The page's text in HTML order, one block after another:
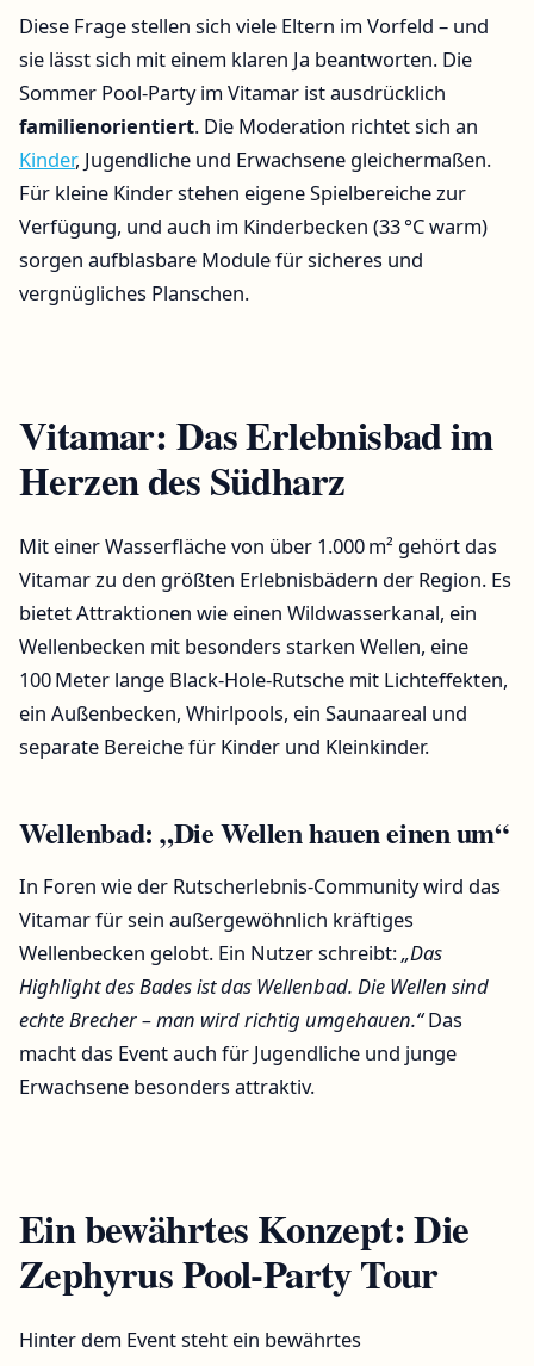
Diese Frage stellen sich viele Eltern im Vorfeld – und
sie lässt sich mit einem klaren Ja beantworten. Die
Sommer Pool-Party im Vitamar ist ausdrücklich
familienorientiert. Die Moderation richtet sich an
Kinder, Jugendliche und Erwachsene gleichermaßen.
Für kleine Kinder stehen eigene Spielbereiche zur
Verfügung, und auch im Kinderbecken (33 °C warm)
sorgen aufblasbare Module für sicheres und
vergnügliches Planschen.
Vitamar: Das Erlebnisbad im
Herzen des Südharz
Mit einer Wasserfläche von über 1.000 m² gehört das
Vitamar zu den größten Erlebnisbädern der Region. Es
bietet Attraktionen wie einen Wildwasserkanal, ein
Wellenbecken mit besonders starken Wellen, eine
100 Meter lange Black-Hole-Rutsche mit Lichteffekten,
ein Außenbecken, Whirlpools, ein Saunaareal und
separate Bereiche für Kinder und Kleinkinder.
Wellenbad: „Die Wellen hauen einen um“
In Foren wie der Rutscherlebnis-Community wird das
Vitamar für sein außergewöhnlich kräftiges
Wellenbecken gelobt. Ein Nutzer schreibt:„Das
Highlight des Bades ist das Wellenbad. Die Wellen sind
echte Brecher – man wird richtig umgehauen.“Das
macht das Event auch für Jugendliche und junge
Erwachsene besonders attraktiv.
Ein bewährtes Konzept: Die
Zephyrus Pool-Party Tour
Hinter dem Event steht ein bewährtes